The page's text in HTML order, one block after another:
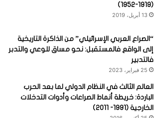
(1919-1952)
13 أبريل، 2019
“الصراع العربي الإسرائيلي” من الذاكرة التاريخية
إلى الواقع فالمستقبل: نحو مساق للوعي والتدبر
فالتدبير
25 فبراير، 2023
العالم الثالث في النظام الدولي لما بعد الحرب
الباردة: خريطة أنماط الصراعات وأدوات التدخلات
الخارجية (1991- 2011)